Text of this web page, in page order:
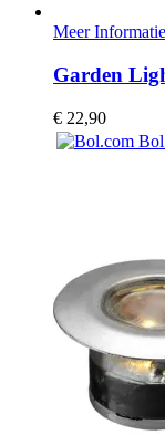
Meer Informatie
Garden
€ 22,90